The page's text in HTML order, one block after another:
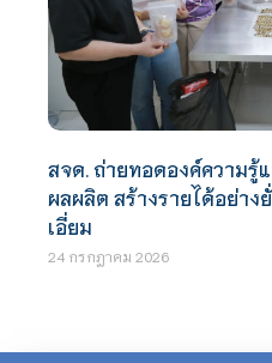
สจด. ถ่ายทอดองค์ความรู้
ผลผลิต สร้างรายได้อย่า
เอี่ยม
24 กรกฎาคม 2026